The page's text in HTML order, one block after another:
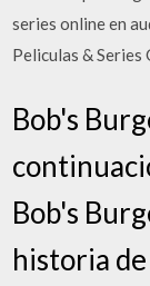
series online en
Peliculas &
Bob's
Bob's
historia